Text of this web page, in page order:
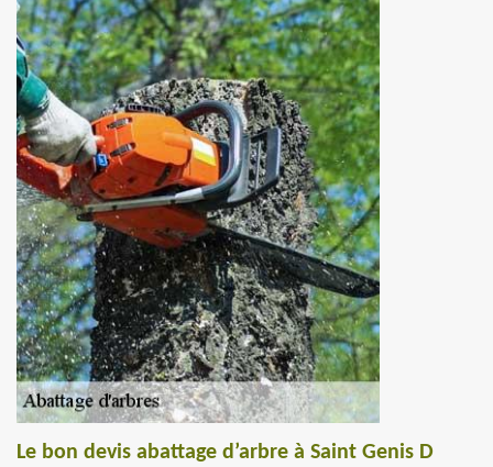
Le bon devis abattage d’arbre à Saint Genis D